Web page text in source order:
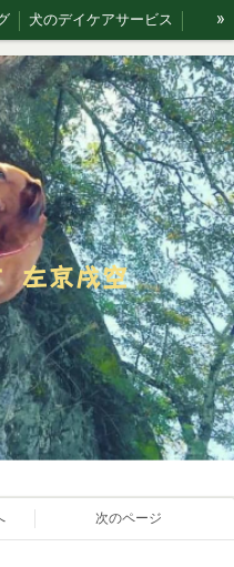
犬のデイケアサービス
Blog 犬と空
»
左京戌空
次のページ